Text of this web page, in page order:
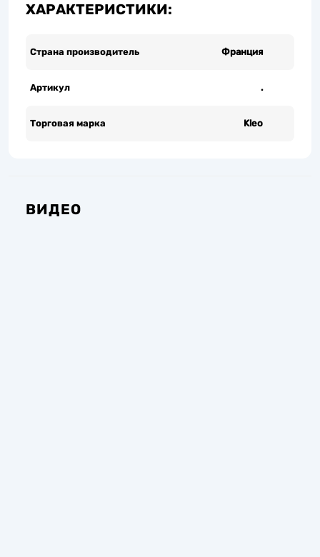
ХАРАКТЕРИСТИКИ:
Страна производитель Франция
Артикул .
Торговая марка Kleo
ВИДЕО